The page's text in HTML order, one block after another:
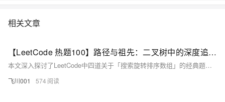
相关文章
【LeetCode 热题100】路径与祖先：二叉树中的深度追踪技巧（力扣33 / 81/ 153/154）（Go语言版）
本文深入探讨了LeetCode中四道关于「搜索旋转排序数组」的经典题目，涵盖了无重复和有重复元素的情况。通过二分查找的变形应用，文章详细解析了每道题的解题思路和Go语言实现代码。关键点包括判断有序区间、处理重复元素以及如何缩小搜索范围。文章还总结了各题的异同，并推荐了类似题目，帮助读者全面掌握二分查找在旋转数组中的应用。无论是初学者还是有经验的开发者，都能从中获得实用的解题技巧和代码实现方法。
飞川001 574